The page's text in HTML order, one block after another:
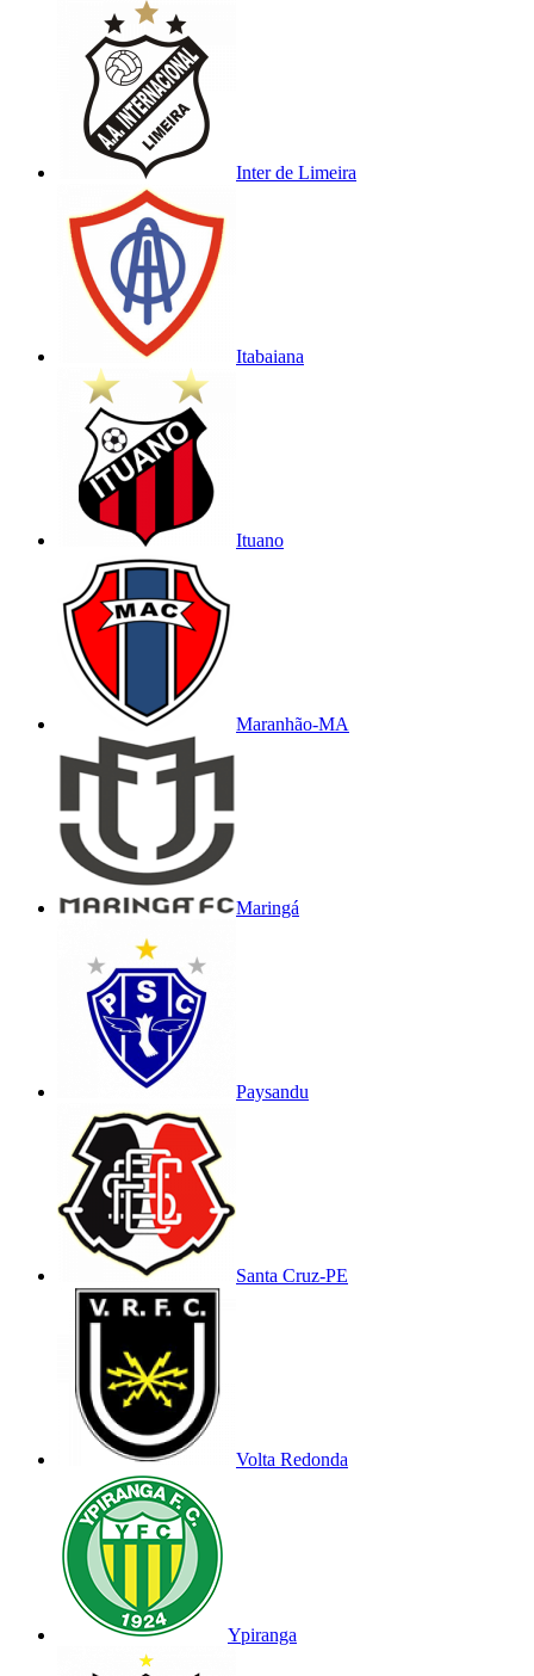
Inter de Limeira
Itabaiana
Ituano
Maranhão-MA
Maringá
Paysandu
Santa Cruz-PE
Volta Redonda
Ypiranga